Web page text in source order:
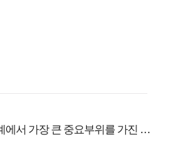
에서 가장 큰 중요부위를 가진 남